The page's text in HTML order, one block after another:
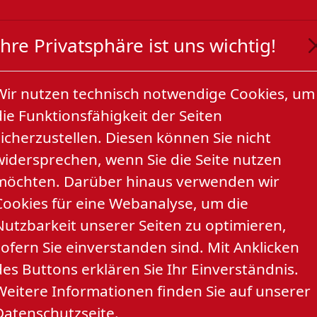
Aufkleber Stuff
Privatsphäre ist uns wichtig!
nutzen technisch notwendige Cookies, um
Funktionsfähigkeit der Seiten
Diesen können Sie nicht
wenn Sie die Seite nutzen
Darüber hinaus verwenden wir
für eine Webanalyse, um die
unserer Seiten zu optimieren,
Sie einverstanden sind. Mit Anklicken
Buttons erklären Sie Ihr Einverständnis.
Informationen finden Sie auf unserer